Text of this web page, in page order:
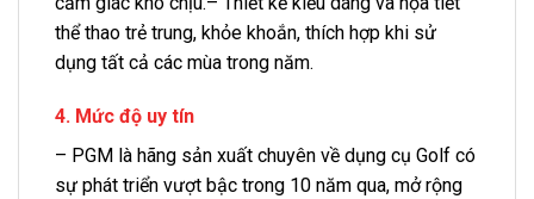
thể thao trẻ trung, khỏe khoắn, thích hợp khi sử
dụng tất cả các mùa trong năm.
4. Mức độ uy tín
– PGM là hãng sản xuất chuyên về dụng cụ Golf có
sự phát triển vượt bậc trong 10 năm qua, mở rộng